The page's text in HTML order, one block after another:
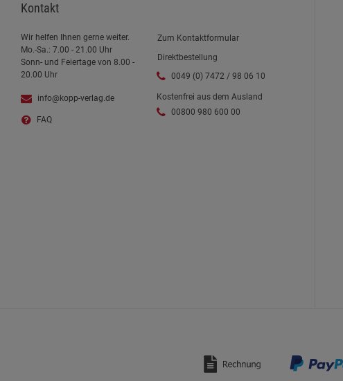
Kontakt
Wir helfen Ihnen gerne weiter.
Mo.-Sa.: 7.00 - 21.00 Uhr
Sonn- und Feiertage von 8.00 -
20.00 Uhr
info@kopp-verlag.de
FAQ
Zum Kontaktformular
Direktbestellung
0049 (0) 7472 / 98 06 10
Kostenfrei aus dem Ausland
00800 980 600 00